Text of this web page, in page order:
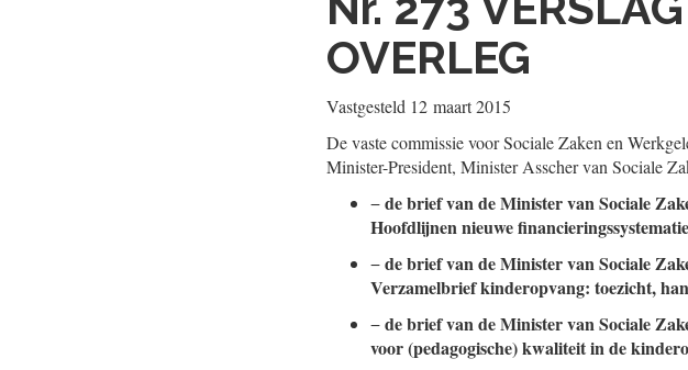
OVERLEG
Vastgesteld 12 maart 2015
De vaste commissie voor Sociale Zaken en
Minister-President, Minister Asscher van Sociale
−de brief van de Minister van Sociale
Hoofdlijnen nieuwe
−de brief van de Minister van Sociale
Verzamelbrief kinderopvang: toezicht,
−de brief van de Minister van Sociale
voor (pedagogische) kwaliteit in de